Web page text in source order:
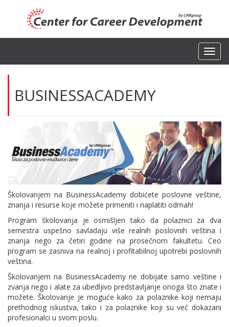
BUSINESSACADEMY
Školovanjem na BusinessAcademy dobićete poslovne veštine,
znanja i resurse koje možete primeniti i naplatiti odmah!
Program školovanja je osmišljen tako da polaznici za dva
semestra uspešno savladaju više realnih poslovnih veština i
znanja nego za četiri godine na prosečnom fakultetu. Ceo
program se zasniva na realnoj i profitabilnoj upotrebi poslovnih
veština.
Školovanjem na BusinessAcademy ne dobijate samo veštine i
zvanja nego i alate za ubedljivo predstavljanje onoga što znate i
možete. Školovanje je moguće kako za polaznike koji nemaju
prethodnog iskustva, tako i za polaznike koji su već dokazani
profesionalci u svom poslu.